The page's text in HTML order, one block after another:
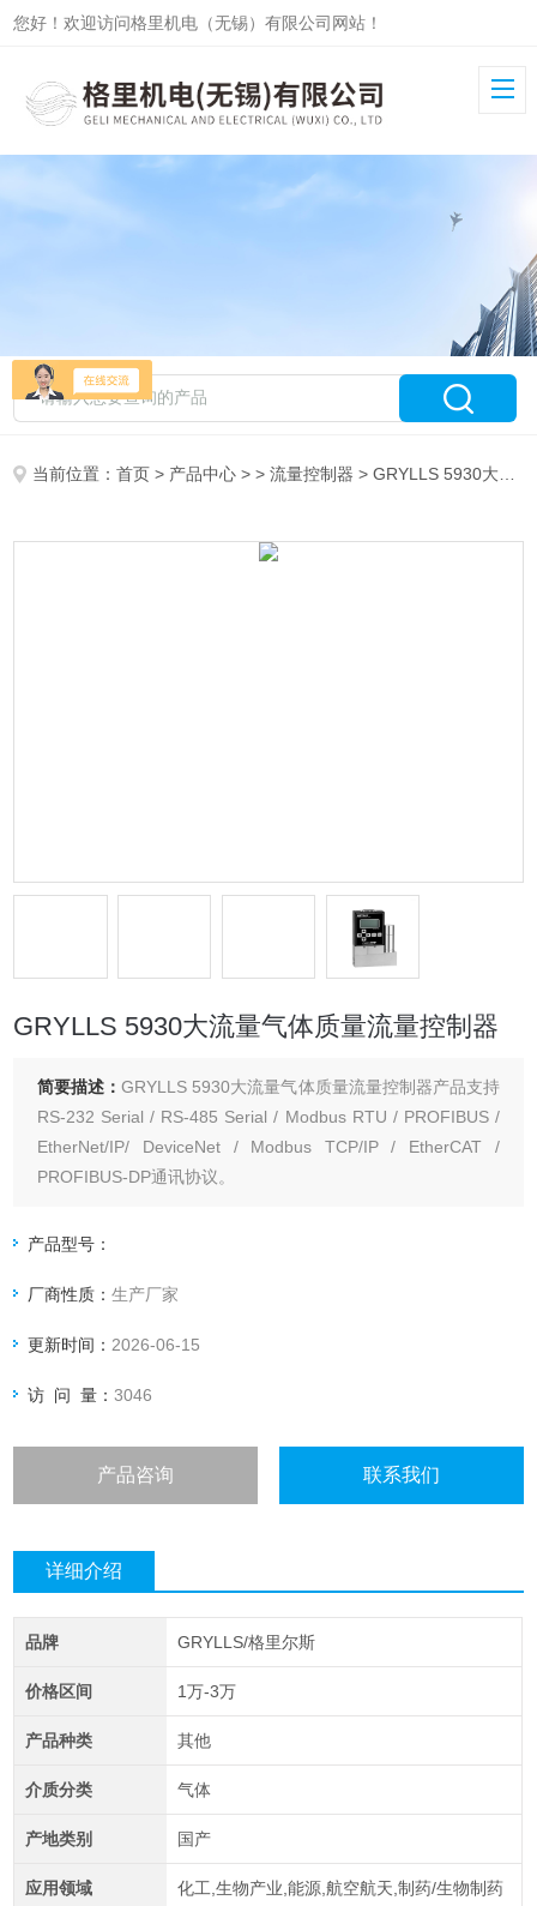
您好！欢迎访问格里机电（无锡）有限公司网站！
当前位置：首页 > 产品中心 > >流量控制器 > GRYLLS 5930大流量气体质量流量控制器
GRYLLS 5930大流量气体质量流量控制器
简要描述：GRYLLS 5930大流量气体质量流量控制器产品支持
RS-232 Serial / RS-485 Serial / Modbus RTU / PROFIBUS /
EtherNet/IP/ DeviceNet / Modbus TCP/IP / EtherCAT /
PROFIBUS-DP通讯协议。
产品型号：
厂商性质：生产厂家
更新时间： 2026-06-15
访 问 量：3046
产品咨询 联系我们
详细介绍
品牌 GRYLLS/格里尔斯
价格区间 1万-3万
产品种类 其他
介质分类 气体
产地类别 国产
应用领域 化工,生物产业,能源,航空航天,制药/生物制药